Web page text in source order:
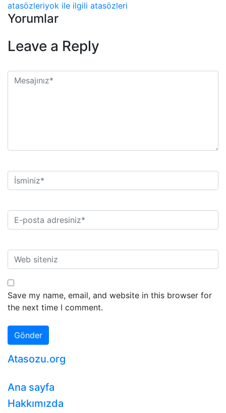
atasözleriyok ile ilgili atasözleri
Yorumlar
Leave a Reply
Save my name, email, and website in this browser for
the next time I comment.
Atasozu.org
Ana sayfa
Hakkımızda